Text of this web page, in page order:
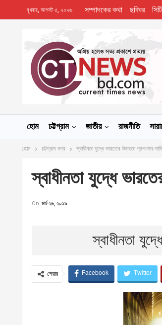
বুধবার, আগস্ট ৫, ২০২৬ সম্পাদকের কথা ছবিঘর
হোম চট্টগ্রাম জাতীয় রাজনীতি
হোম চট্টগ্রাম নগর স্বাধীনতা যুদ্ধে ভারতের উদারতা প্রশংসার
স্বাধীনতা যুদ্ধে
On মার্চ ২৬, ২০১৯
স্বাধীনতা
শেয়ার Facebook Twitter